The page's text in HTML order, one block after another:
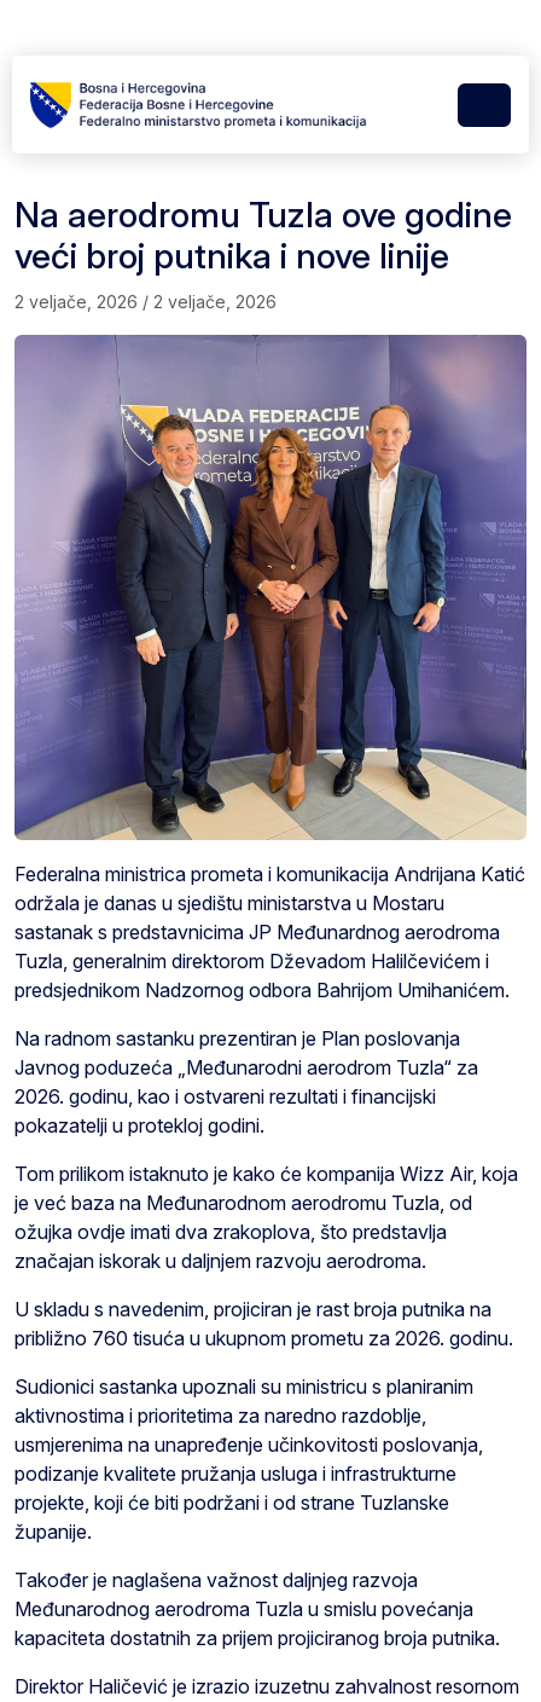
Menu
Na aerodromu Tuzla ove godine
veći broj putnika i nove linije
2 veljače, 2026 / 2 veljače, 2026
Federalna ministrica prometa i komunikacija Andrijana Katić
održala je danas u sjedištu ministarstva u Mostaru
sastanak s predstavnicima JP Međunardnog aerodroma
Tuzla, generalnim direktorom Dževadom Halilčevićem i
predsjednikom Nadzornog odbora Bahrijom Umihanićem.
Na radnom sastanku prezentiran je Plan poslovanja
Javnog poduzeća „Međunarodni aerodrom Tuzla“ za
2026. godinu, kao i ostvareni rezultati i financijski
pokazatelji u protekloj godini.
Tom prilikom istaknuto je kako će kompanija Wizz Air, koja
je već baza na Međunarodnom aerodromu Tuzla, od
ožujka ovdje imati dva zrakoplova, što predstavlja
značajan iskorak u daljnjem razvoju aerodroma.
U skladu s navedenim, projiciran je rast broja putnika na
približno 760 tisuća u ukupnom prometu za 2026. godinu.
Sudionici sastanka upoznali su ministricu s planiranim
aktivnostima i prioritetima za naredno razdoblje,
usmjerenima na unapređenje učinkovitosti poslovanja,
podizanje kvalitete pružanja usluga i infrastrukturne
projekte, koji će biti podržani i od strane Tuzlanske
županije.
Također je naglašena važnost daljnjeg razvoja
Međunarodnog aerodroma Tuzla u smislu povećanja
kapaciteta dostatnih za prijem projiciranog broja putnika.
Direktor Haličević je izrazio izuzetnu zahvalnost resornom